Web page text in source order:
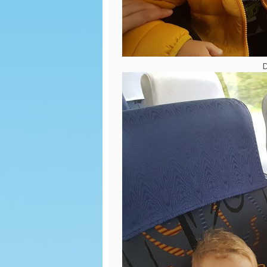
Dzień przedszkolaka
Występy na
Dożynkach 2022
Dni otwarte w SP
Zajęcia badawcze na
Dzień Tańca u
Wiewiórek
Dzień sportu
Dzień zdrowia
wiewiórki
Malowanie na mleku
Zajęcia o MYŚLIWYCH
Powitanie WIOSNY
Zabawy kulinarne
Dzień
Wiatrak
Las w
ŚCIEŻKA
Dzień
Dzień
KINO